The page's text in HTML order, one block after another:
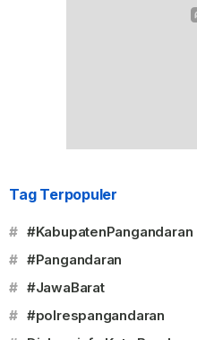
Tag Terpopuler
# #KabupatenPangandaran
# #Pangandaran
# #JawaBarat
# #polrespangandaran